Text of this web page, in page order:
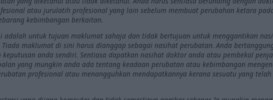
atau jurulatih profesional yang lain sebelum membuat perubahan ketara
kebimbangan berkaitan.
adalah untuk tujuan maklumat sahaja dan tidak bertujuan untuk menggantikan
maklumat di sini harus dianggap sebagai nasihat perubatan. Anda
anda sendiri. Sentiasa dapatkan nasihat doktor anda atau pembekal
yang mungkin anda ada tentang keadaan perubatan atau kebimbangan
profesional atau menangguhkan mendapatkannya kerana sesuatu yang